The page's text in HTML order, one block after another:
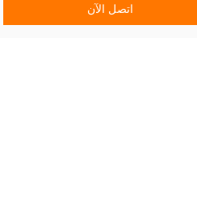
اتصل الآن